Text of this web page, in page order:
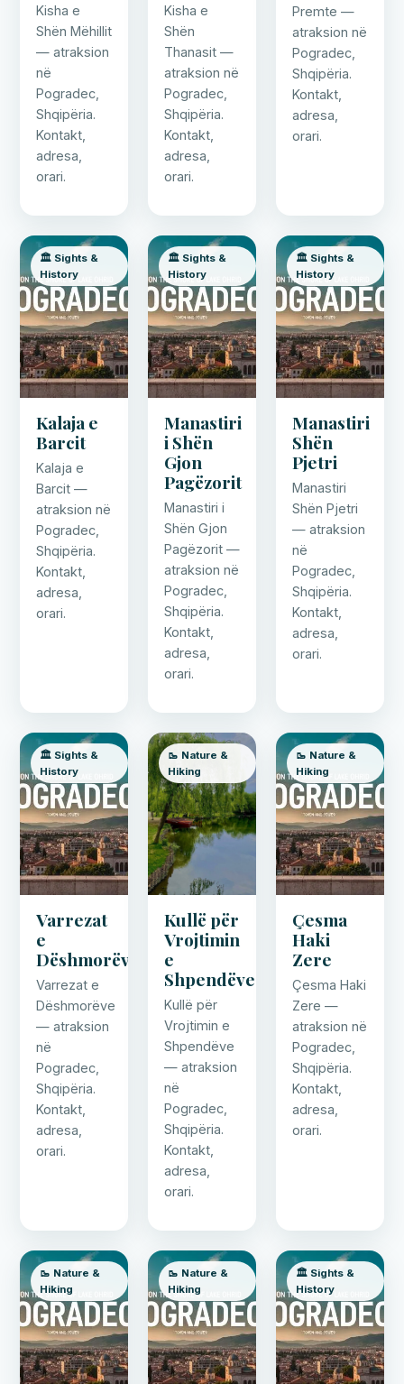
Kisha e
Shën Mëhillit
— atraksion
në
Pogradec,
Shqipëria.
Kontakt,
adresa,
orari.
Kisha e
Shën
Thanasit —
atraksion në
Pogradec,
Shqipëria.
Kontakt,
adresa,
orari.
Premte —
atraksion në
Pogradec,
Shqipëria.
Kontakt,
adresa,
orari.
🏛️ Sights &
History
Kalaja e
Barcit
Kalaja e
Barcit —
atraksion në
Pogradec,
Shqipëria.
Kontakt,
adresa,
orari.
🏛️ Sights &
History
Manastiri
i Shën
Gjon
Pagëzorit
Manastiri i
Shën Gjon
Pagëzorit —
atraksion në
Pogradec,
Shqipëria.
Kontakt,
adresa,
orari.
🏛️ Sights &
History
Manastiri
Shën
Pjetri
Manastiri
Shën Pjetri
— atraksion
në
Pogradec,
Shqipëria.
Kontakt,
adresa,
orari.
🏛️ Sights &
History
Varrezat
e
Dëshmorëve
Varrezat e
Dëshmorëve
— atraksion
në
Pogradec,
Shqipëria.
Kontakt,
adresa,
orari.
🥾 Nature &
Hiking
Kullë për
Vrojtimin
e
Shpendëve
Kullë për
Vrojtimin e
Shpendëve
— atraksion
në
Pogradec,
Shqipëria.
Kontakt,
adresa,
orari.
🥾 Nature &
Hiking
Çesma
Haki
Zere
Çesma Haki
Zere —
atraksion në
Pogradec,
Shqipëria.
Kontakt,
adresa,
orari.
🥾 Nature &
Hiking
🥾 Nature &
Hiking
🏛️ Sights &
History